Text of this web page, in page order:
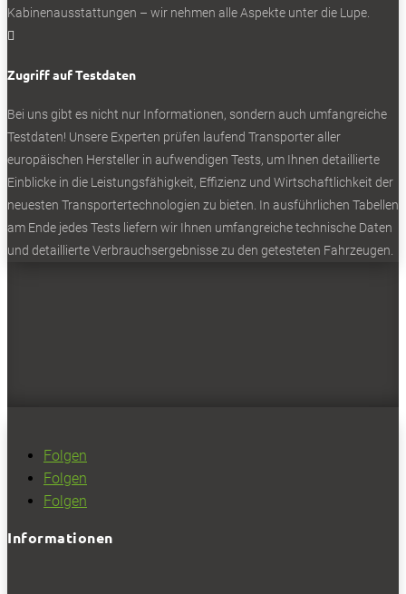
Kabinenausstattungen – wir nehmen alle Aspekte unter die Lupe.

Zugriff auf Testdaten
Bei uns gibt es nicht nur Informationen, sondern auch umfangreiche
Testdaten! Unsere Experten prüfen laufend Transporter aller
europäischen Hersteller in aufwendigen Tests, um Ihnen detaillierte
Einblicke in die Leistungsfähigkeit, Effizienz und Wirtschaftlichkeit der
neuesten Transportertechnologien zu bieten. In ausführlichen Tabellen
am Ende jedes Tests liefern wir Ihnen umfangreiche technische Daten
und detaillierte Verbrauchsergebnisse zu den getesteten Fahrzeugen.
Folgen
Folgen
Folgen
Informationen